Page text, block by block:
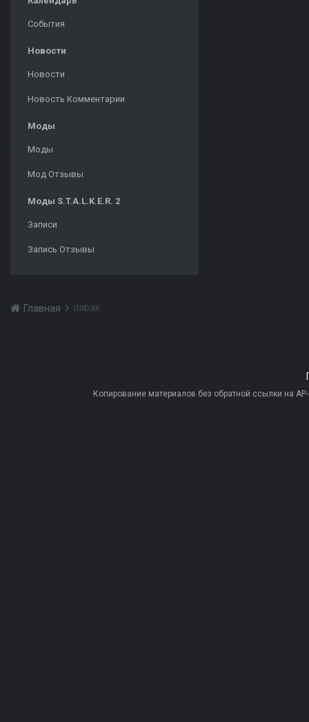
События
Новости
Новости
Новость Комментарии
Моды
Моды
Мод Отзывы
Моды S.T.A.L.K.E.R. 2
Записи
Запись Отзывы
Главная dabak
Копирование материалов без обратной ссылки на